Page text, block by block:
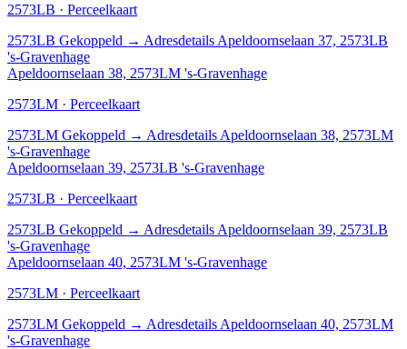
2573LB · Perceelkaart
2573LB Gekoppeld → Adresdetails Apeldoornselaan 37, 2573LB
's-Gravenhage
Apeldoornselaan 38, 2573LM 's-Gravenhage
2573LM · Perceelkaart
2573LM Gekoppeld → Adresdetails Apeldoornselaan 38, 2573LM
's-Gravenhage
Apeldoornselaan 39, 2573LB 's-Gravenhage
2573LB · Perceelkaart
2573LB Gekoppeld → Adresdetails Apeldoornselaan 39, 2573LB
's-Gravenhage
Apeldoornselaan 40, 2573LM 's-Gravenhage
2573LM · Perceelkaart
2573LM Gekoppeld → Adresdetails Apeldoornselaan 40, 2573LM
's-Gravenhage